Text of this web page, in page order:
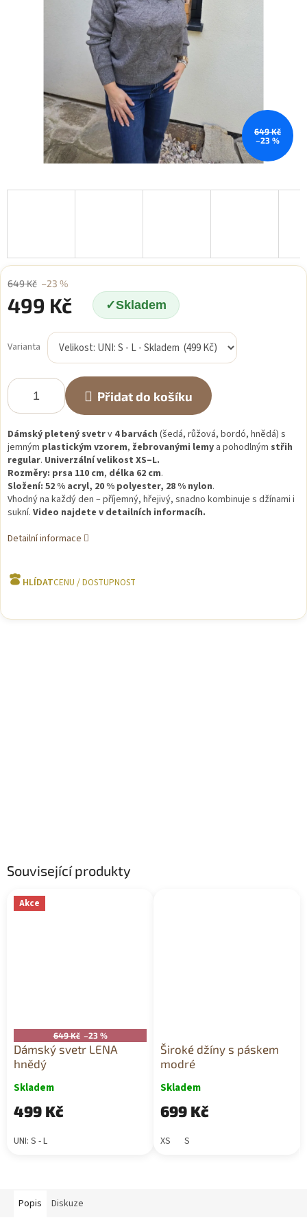
649 Kč
–23 %
649 Kč –23 %
499 Kč Skladem
cena:
Varianta
Přidat do košíku
Dámský pletený svetrv 4 barvách (šedá, růžová, bordó, hnědá) s
jemným plastickým vzorem, žebrovanými lemy a pohodlným střih
regular. Univerzální velikost XS–L.
Rozměry: prsa 110 cm, délka 62 cm.
Složení: 52 % acryl, 20 % polyester, 28 % nylon.
Vhodný na každý den – příjemný, hřejivý, snadno kombinuje s džínami i
sukní. Video najdete v detailních informacíh.
Detailní informace
HLÍDAT
Související produkty
Akce
649 Kč –23 %
Dámský svetr LENA
hnědý
Skladem
499 Kč
UNI: S - L
Široké džíny s páskem
modré
Skladem
699 Kč
XS S
Popis Diskuze